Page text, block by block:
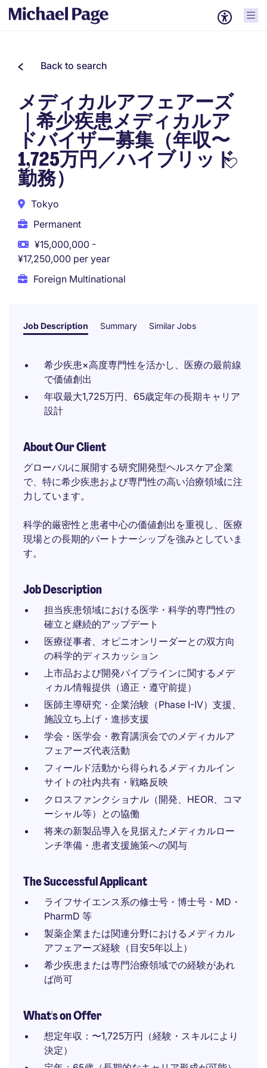
Back to search
メディカルアフェアーズ
｜希少疾患メディカルア
ドバイザー募集（年収〜
1,725万円／ハイブリッド
勤務）
Tokyo
Permanent
¥15,000,000 -
¥17,250,000 per year
Foreign Multinational
Job Description Summary Similar Jobs
希少疾患×高度専門性を活かし、医療の最前線
で価値創出
年収最大1,725万円、65歳定年の長期キャリア
設計
About Our Client
グローバルに展開する研究開発型ヘルスケア企業
で、特に希少疾患および専門性の高い治療領域に注
力しています。
科学的厳密性と患者中心の価値創出を重視し、医療
現場との長期的パートナーシップを強みとしていま
す。
Job Description
担当疾患領域における医学・科学的専門性の
確立と継続的アップデート
医療従事者、オピニオンリーダーとの双方向
の科学的ディスカッション
上市品および開発パイプラインに関するメデ
ィカル情報提供（適正・遵守前提）
医師主導研究・企業治験（Phase I-IV）支援、
施設立ち上げ・進捗支援
学会・医学会・教育講演会でのメディカルア
フェアーズ代表活動
フィールド活動から得られるメディカルイン
サイトの社内共有・戦略反映
クロスファンクショナル（開発、HEOR、コマ
ーシャル等）との協働
将来の新製品導入を見据えたメディカルロー
ンチ準備・患者支援施策への関与
The Successful Applicant
ライフサイエンス系の修士号・博士号・MD・
PharmD 等
製薬企業または関連分野におけるメディカル
アフェアーズ経験（目安5年以上）
希少疾患または専門治療領域での経験があれ
ば尚可
What's on Offer
想定年収：〜1,725万円（経験・スキルにより
決定）